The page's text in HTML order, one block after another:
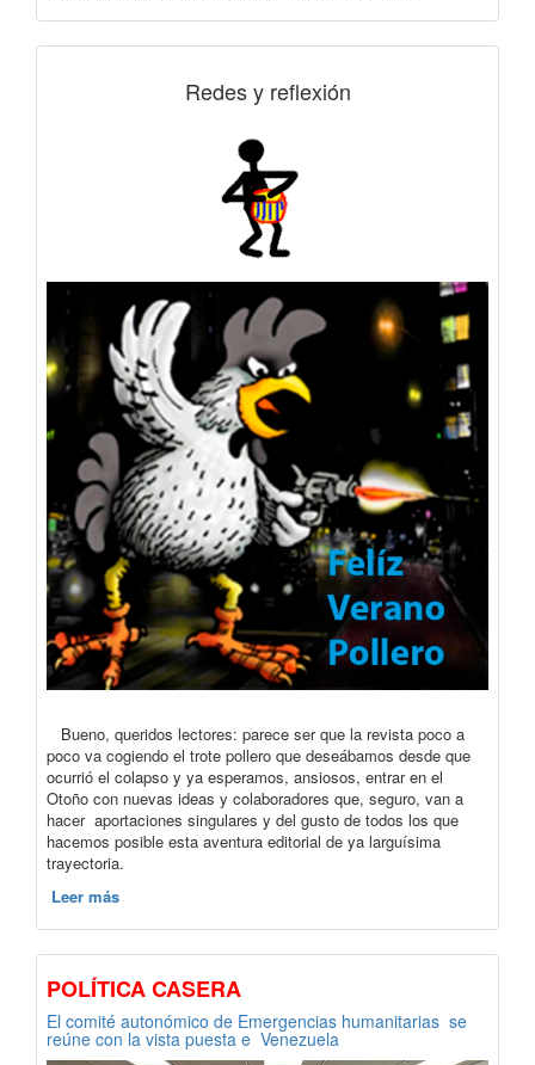
Redes y reflexión
Bueno, queridos lectores: parece ser que la revista poco a
poco va cogiendo el trote pollero que deseábamos desde que
ocurrió el colapso y ya esperamos, ansiosos, entrar en el
Otoño con nuevas ideas y colaboradores que, seguro, van a
hacer aportaciones singulares y del gusto de todos los que
hacemos posible esta aventura editorial de ya larguísima
trayectoria.
Leer más
POLÍTICA CASERA
El comité autonómico de Emergencias humanitarias se
reúne con la vista puesta e Venezuela